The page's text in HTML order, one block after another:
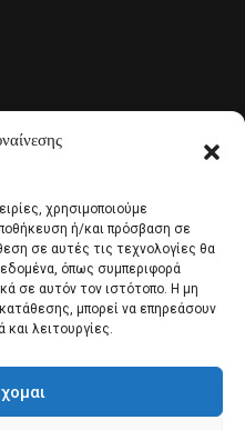
χρησιμοποιούμε
ή/και πρόσβαση σε
σε αυτές τις τεχνολογίες θα
όπως συμπεριφορά
σε αυτόν τον ιστότοπο. Η μη
μπορεί να επηρεάσουν
λειτουργίες.